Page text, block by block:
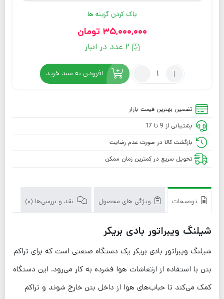
پاک کردن گزینه ها
35,000,000 تومان
2 عدد در انبار
افزودن به سبد خرید
تضمین بهترین قیمت بازار
پشتیبانی از 9 تا 17
بازگشت کالا در صورت عدم رضایت
تحویل سریع در کمترین زمان ممکن
توضیحات ویژگی های محصول نقد و بررسی‌ها (0)
شیلنگ ویبراتور بادی بریکر
شیلنگ ویبراتور بادی بریکر یک دستگاه صنعتی است که برای تراکم
بتن با استفاده از ارتعاشات هوا فشرده به کار می‌رود. این دستگاه
کمک می‌کند تا حباب‌های هوا از داخل بتن خارج شوند و تراکم